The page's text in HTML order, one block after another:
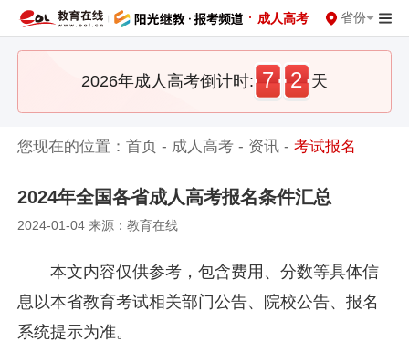
· 成人高考 省份
2026年成人高考倒计时: 7 2 天
您现在的位置：首页 - 成人高考 - 资讯 -考试报名
2024年全国各省成人高考报名条件汇总
2024-01-04 来源：教育在线
本文内容仅供参考，包含费用、分数等具体信
息以本省教育考试相关部门公告、院校公告、报名
系统提示为准。